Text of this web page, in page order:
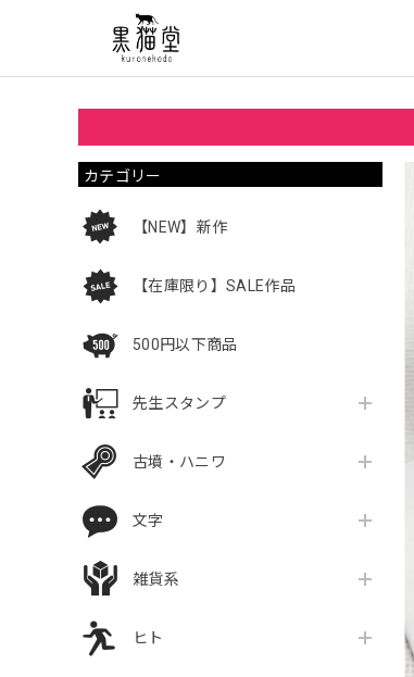
カテゴリー
【NEW】新作
【在庫限り】SALE作品
500円以下商品
先生スタンプ
古墳・ハニワ
文字
雑貨系
ヒト